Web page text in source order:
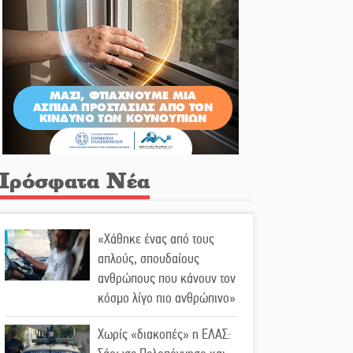
Νέα
«Χάθηκε ένας από τους
απλούς, σπουδαίους
ανθρώπους που κάνουν τον
κόσμο λίγο πιο ανθρώπινο»
Χωρίς «διακοπές» η ΕΛΑΣ: